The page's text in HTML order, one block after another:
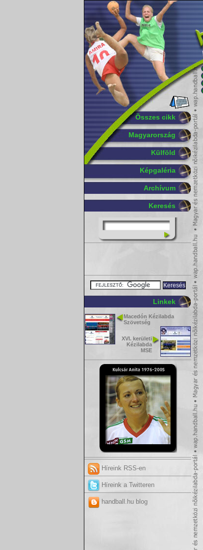
Összes cikk
Magyarország
Külföld
Képgaléria
Archívum
Keresés
Linkek
Macedón Kézilabda
Szövetség
XVI. kerületi
Kézilabda
MSE
Híreink RSS-en
Híreink a Twitteren
handball.hu blog